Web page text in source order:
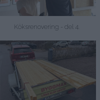
Köksrenovering - del 4.